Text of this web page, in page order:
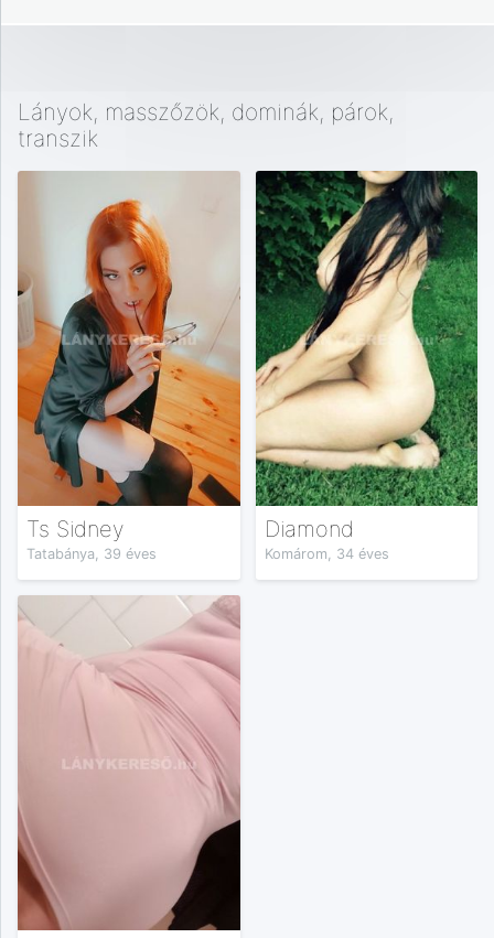
Lányok, masszőzök, dominák, párok,
transzik
Ts Sidney
Tatabánya, 39 éves
Diamond
Komárom, 34 éves